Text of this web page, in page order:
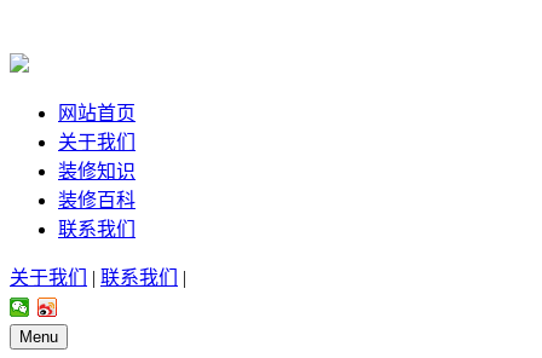
网站首页
关于我们
装修知识
装修百科
联系我们
关于我们 | 联系我们 |
Menu